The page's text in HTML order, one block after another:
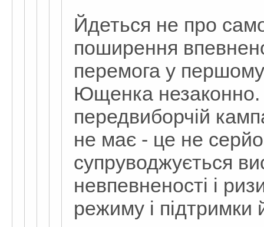
Йдеться не про
поширення
перемога у першому
Ющенка незаконно.
передвиборчій
не має - це не
супруводжується
невпевненості і
режиму і підтримки